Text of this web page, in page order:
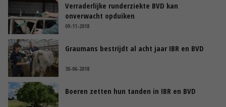
Verraderlijke runderziekte BVD kan
onverwacht opduiken
09-11-2018
Graumans bestrijdt al acht jaar IBR en BVD
30-06-2018
Boeren zetten hun tanden in IBR en BVD